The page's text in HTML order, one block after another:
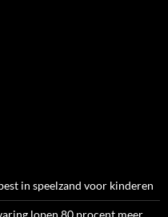
in speelzand voor kinderen
lopen 80 procent meer